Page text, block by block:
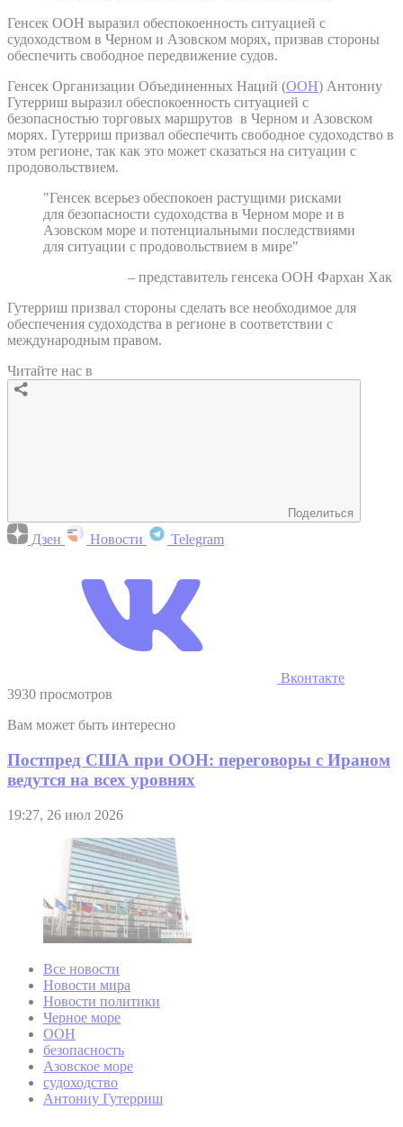
Генсек ООН выразил обеспокоенность ситуацией с
судоходством в Черном и Азовском морях, призвав стороны
обеспечить свободное передвижение судов.
Генсек Организации Объединенных Наций (ООН) Антониу
Гутерриш выразил обеспокоенность ситуацией с
безопасностью торговых маршрутов в Черном и Азовском
морях. Гутерриш призвал обеспечить свободное судоходство в
этом регионе, так как это может сказаться на ситуации с
продовольствием.
"Генсек всерьез обеспокоен растущими рисками
для безопасности судоходства в Черном море и в
Азовском море и потенциальными последствиями
для ситуации с продовольствием в мире"
– представитель генсека ООН Фархан Хак
Гутерриш призвал стороны сделать все необходимое для
обеспечения судоходства в регионе в соответствии с
международным правом.
Читайте нас в
Поделиться
Дзен Новости Telegram
Вконтакте
3930 просмотров
Вам может быть интересно
Постпред США при ООН: переговоры с Ираном
ведутся на всех уровнях
19:27, 26 июл 2026
Все новости
Новости мира
Новости политики
Черное море
ООН
безопасность
Азовское море
судоходство
Антониу Гутерриш